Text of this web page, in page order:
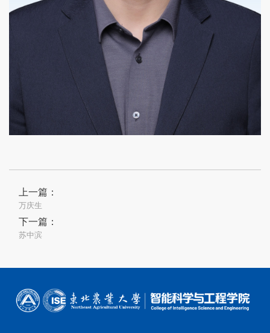
上一篇：
万庆生
下一篇：
苏中滨